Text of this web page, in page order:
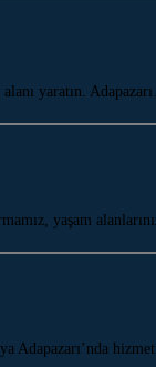
yaratın.
yaşam
Adapazarı’nda